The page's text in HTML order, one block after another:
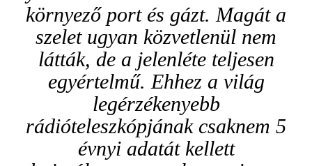
környező port és gázt. Magát a
szelet ugyan közvetlenül nem
látták, de a jelenléte teljesen
egyértelmű. Ehhez a világ
legérzékenyebb
rádióteleszkópjának csaknem 5
évnyi adatát kellett